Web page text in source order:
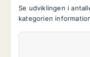
Se udviklingen i
kategorien